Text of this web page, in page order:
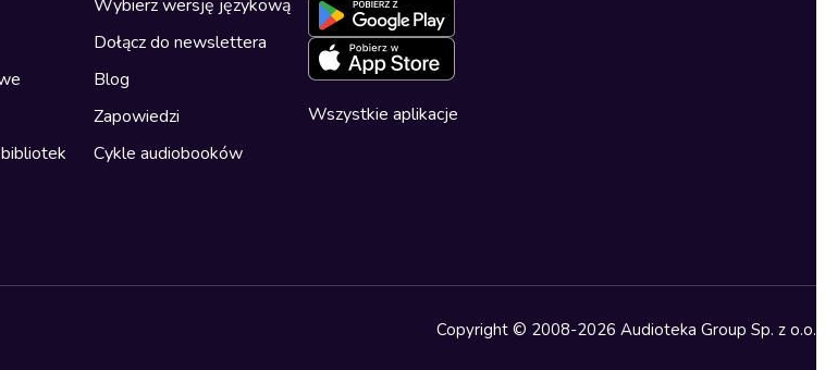
Wybierz wersję językową
Dołącz do newslettera
Blog
Zapowiedzi
Cykle audiobooków
Wszystkie aplikacje
Copyright © 2008-2026 Audioteka Group Sp. z o.o.